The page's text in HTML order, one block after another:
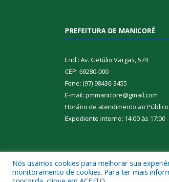
PREFEITURA DE MANICORÉ
End.: Av. Getúlio Vargas, 574
CEP: 69280-000
Fone: (97) 98436-3455
E-mail: pmmanicore@gmail.com
Horário de atendimento ao
Expediente Interno: 14:00 às 17:00
Todos os direitos reservados a
Nós usamos cookies para melhorar sua
monitoramento de cookies. Para ter mais